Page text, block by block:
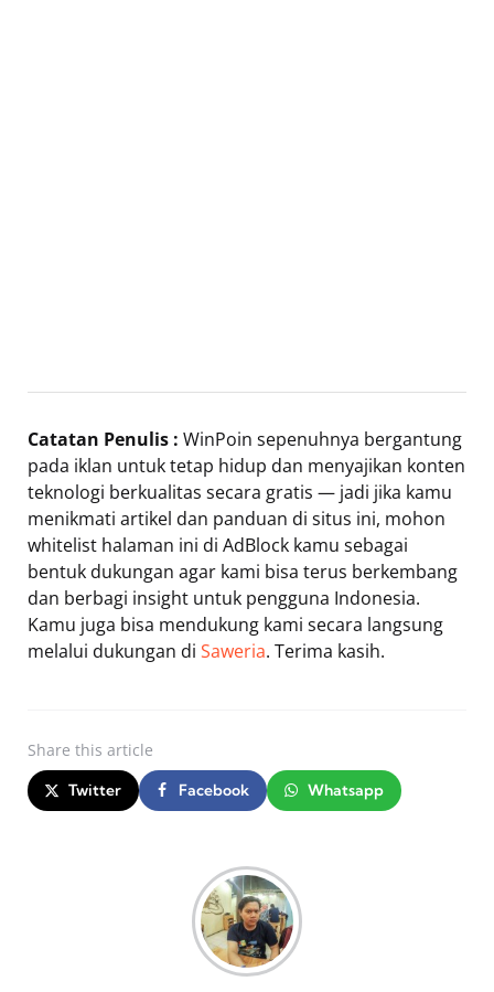
Catatan Penulis : WinPoin sepenuhnya bergantung
pada iklan untuk tetap hidup dan menyajikan konten
teknologi berkualitas secara gratis — jadi jika kamu
menikmati artikel dan panduan di situs ini, mohon
whitelist halaman ini di AdBlock kamu sebagai
bentuk dukungan agar kami bisa terus berkembang
dan berbagi insight untuk pengguna Indonesia.
Kamu juga bisa mendukung kami secara langsung
melalui dukungan di Saweria. Terima kasih.
Share this article
Twitter Facebook Whatsapp